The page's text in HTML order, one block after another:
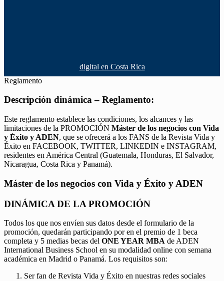
digital en Costa Rica
Reglamento
Descripción dinámica – Reglamento:
Este reglamento establece las condiciones, los alcances y las
limitaciones de la PROMOCIÓN Máster de los negocios con Vida
y Éxito y ADEN, que se ofrecerá a los FANS de la Revista Vida y
Éxito en FACEBOOK, TWITTER, LINKEDIN e INSTAGRAM,
residentes en América Central (Guatemala, Honduras, El Salvador,
Nicaragua, Costa Rica y Panamá).
Máster de los negocios con Vida y Éxito y ADEN
DINÁMICA DE LA PROMOCIÓN
Todos los que nos envíen sus datos desde el formulario de la
promoción, quedarán participando por en el premio de 1 beca
completa y 5 medias becas del ONE YEAR MBA de ADEN
International Business School en su modalidad online con semana
académica en Madrid o Panamá. Los requisitos son:
Ser fan de Revista Vida y Éxito en nuestras redes sociales